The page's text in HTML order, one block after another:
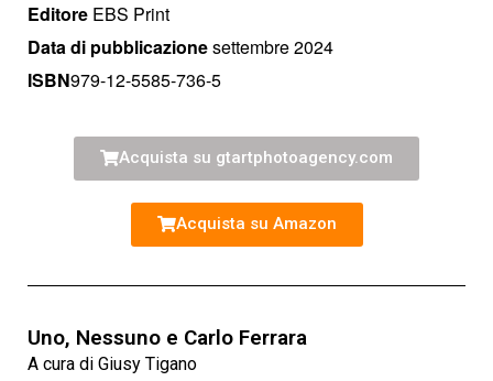
Editore EBS Print
Data di pubblicazionesettembre 2024
ISBN979-12-5585-736-5
Acquista su gtartphotoagency.com
Acquista su Amazon
Uno, Nessuno e Carlo Ferrara
A cura di Giusy Tigano